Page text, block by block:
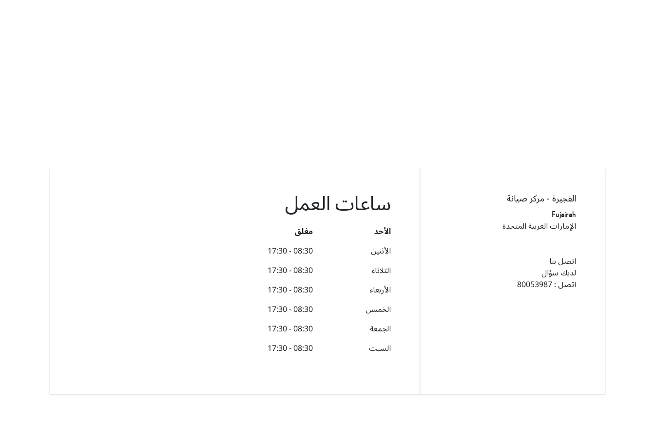
الفجيرة - مركز صيانة
Fujairah
الإمارات العربية المتحدة
اتصل بنا
لديك سؤال
اتصل:
80053987
ساعات العمل
الأحد
مغلق
الأثنين
08:30 - 17:30
الثلاثاء
08:30 - 17:30
الأربعاء
08:30 - 17:30
الخميس
08:30 - 17:30
الجمعة
08:30 - 17:30
السبت
08:30 - 17:30